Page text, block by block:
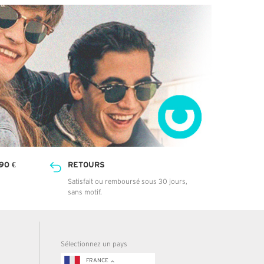
€ RETOURS
Satisfait ou remboursé sous 30 jours,
sans motif.
Sélectionnez un pays
FRANCE